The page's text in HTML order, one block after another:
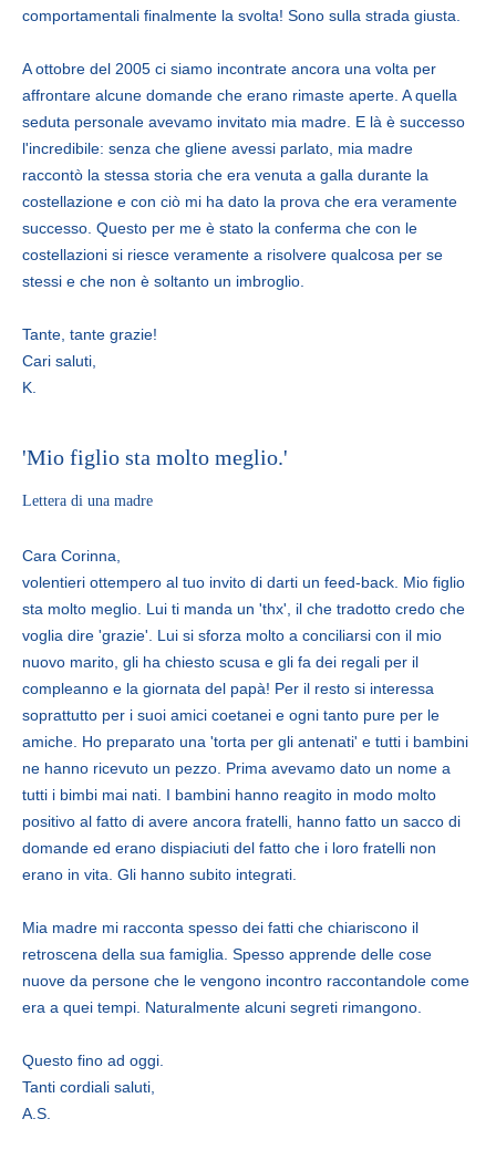
comportamentali finalmente la svolta! Sono sulla strada giusta.
A ottobre del 2005 ci siamo incontrate ancora una volta per
affrontare alcune domande che erano rimaste aperte. A quella
seduta personale avevamo invitato mia madre. E là è successo
l'incredibile: senza che gliene avessi parlato, mia madre
raccontò la stessa storia che era venuta a galla durante la
costellazione e con ciò mi ha dato la prova che era veramente
successo. Questo per me è stato la conferma che con le
costellazioni si riesce veramente a risolvere qualcosa per se
stessi e che non è soltanto un imbroglio.
Tante, tante grazie!
Cari saluti,
K.
'Mio figlio sta molto meglio.'
Lettera di una madre
Cara Corinna,
volentieri ottempero al tuo invito di darti un feed-back. Mio figlio
sta molto meglio. Lui ti manda un 'thx', il che tradotto credo che
voglia dire 'grazie'. Lui si sforza molto a conciliarsi con il mio
nuovo marito, gli ha chiesto scusa e gli fa dei regali per il
compleanno e la giornata del papà! Per il resto si interessa
soprattutto per i suoi amici coetanei e ogni tanto pure per le
amiche. Ho preparato una 'torta per gli antenati' e tutti i bambini
ne hanno ricevuto un pezzo. Prima avevamo dato un nome a
tutti i bimbi mai nati. I bambini hanno reagito in modo molto
positivo al fatto di avere ancora fratelli, hanno fatto un sacco di
domande ed erano dispiaciuti del fatto che i loro fratelli non
erano in vita. Gli hanno subito integrati.
Mia madre mi racconta spesso dei fatti che chiariscono il
retroscena della sua famiglia. Spesso apprende delle cose
nuove da persone che le vengono incontro raccontandole come
era a quei tempi. Naturalmente alcuni segreti rimangono.
Questo fino ad oggi.
Tanti cordiali saluti,
A.S.